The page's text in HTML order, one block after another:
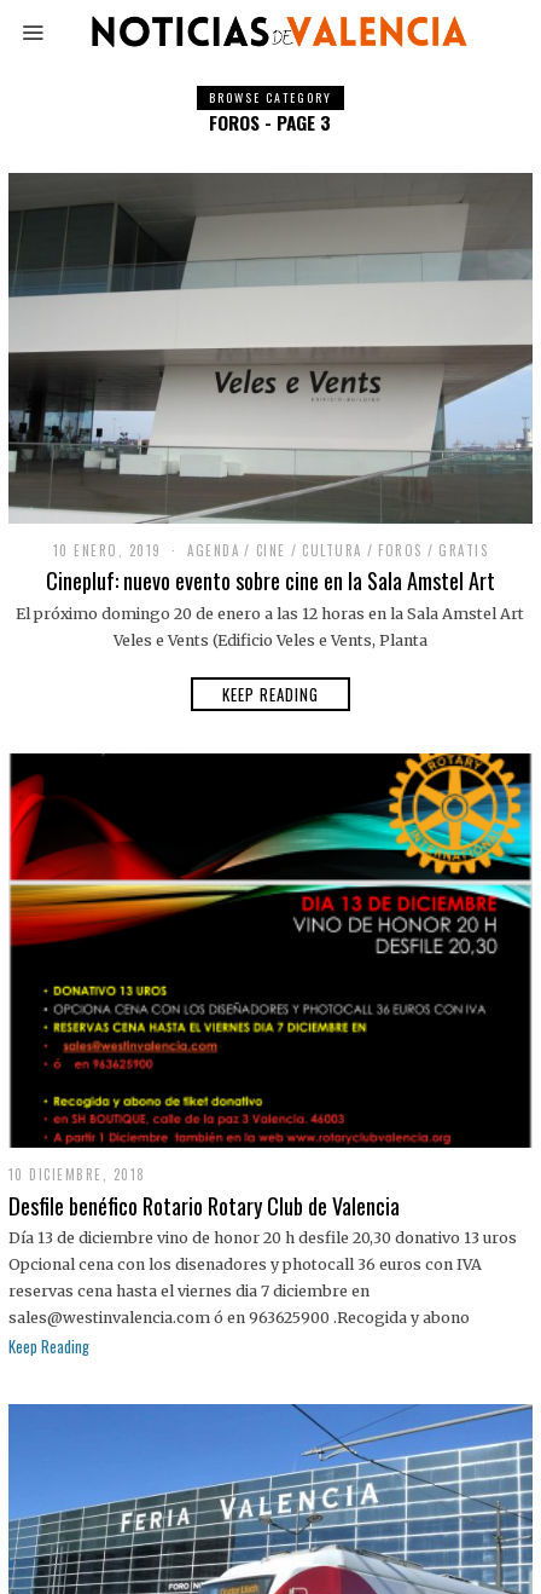
BROWSE CATEGORY
FOROS - PAGE 3
10 ENERO, 2019 AGENDA / CINE / CULTURA / FOROS / GRATIS
Cinepluf: nuevo evento sobre cine en la Sala Amstel Art
El próximo domingo 20 de enero a las 12 horas en la Sala Amstel Art
Veles e Vents (Edificio Veles e Vents, Planta
KEEP READING
10 DICIEMBRE, 2018
Desfile benéfico Rotario Rotary Club de Valencia
Día 13 de diciembre vino de honor 20 h desfile 20,30 donativo 13 uros
Opcional cena con los disenadores y photocall 36 euros con IVA
reservas cena hasta el viernes dia 7 diciembre en
sales@westinvalencia.com ó en 963625900 .Recogida y abono
Keep Reading